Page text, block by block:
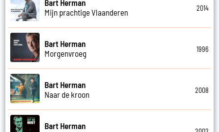
Bart Herman
Mijn prachtige Vlaanderen
2014
Bart Herman
Morgenvroeg
1996
Bart Herman
Naar de kroon
2008
Bart Herman